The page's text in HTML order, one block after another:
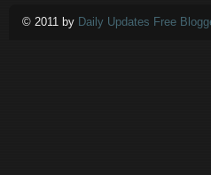
© 2011 by Daily Updates Free